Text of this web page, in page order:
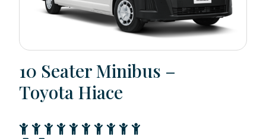
10 Seater Minibus –
Toyota Hiace